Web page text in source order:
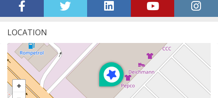
LOCATION